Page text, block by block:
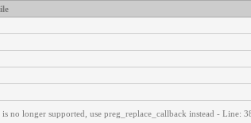
no longer supported, use preg_replace_callback instead - Line: